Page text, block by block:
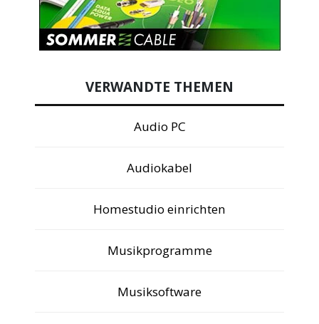
VERWANDTE THEMEN
Audio PC
Audiokabel
Homestudio einrichten
Musikprogramme
Musiksoftware